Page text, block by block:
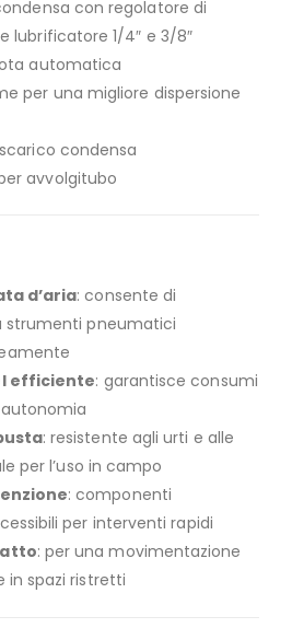
con regolatore di
lubrificatore 1/4″ e 3/8″
automatica
per una migliore dispersione
condensa
avvolgitubo
d’aria: consente di
strumenti pneumatici
efficiente: garantisce consumi
: resistente agli urti e alle
per l’uso in campo
: componenti
per interventi rapidi
: per una movimentazione
in spazi ristretti